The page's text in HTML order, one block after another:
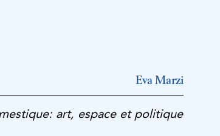
Eva Marzi
art, espace et politique